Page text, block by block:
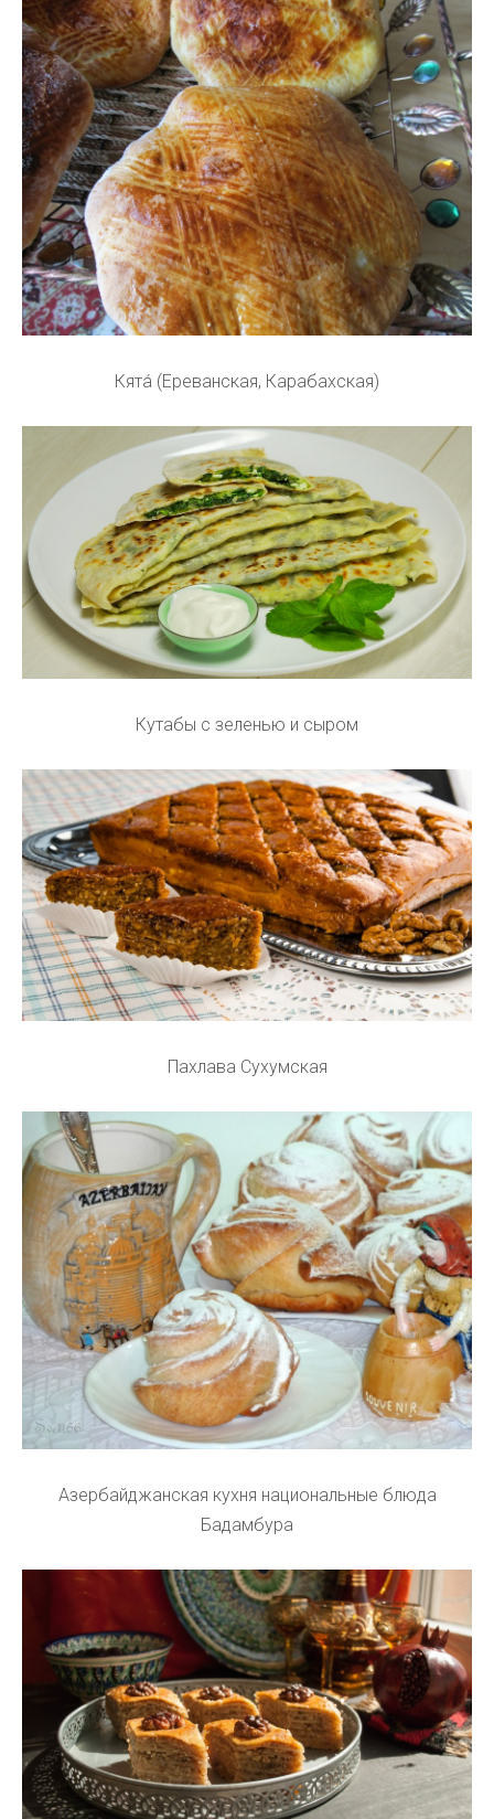
Кята́ (Ереванская, Карабахская)
Кутабы с зеленью и сыром
Пахлава Сухумская
Азербайджанская кухня национальные блюда
Бадамбура